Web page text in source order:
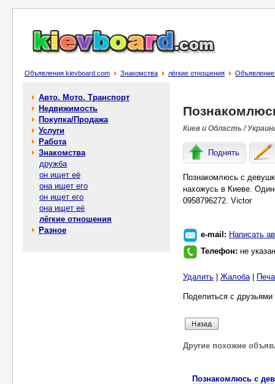
Объявления kievboard.com Знакомства лёгкие отношения
Авто. Мото. Транспорт
Недвижимость
Покупка/Продажа
Услуги
Работа
Знакомства
дружба
он ищет её
она ищет его
он ищет его
она ищет её
лёгкие отношения
Разное
Киев и Область /
Поднять
Познакомлюсь с
нахожусь в Киеве.
0958796272. Victor
e-mail: Написать
Телефон: не указан
Удалить Жалоба|
Поделиться с
Другие похожие
Познакомлюсь с